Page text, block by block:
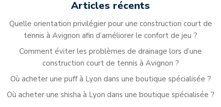
Articles récents
Quelle orientation privilégier pour une construction court de
tennis à Avignon afin d’améliorer le confort de jeu ?
Comment éviter les problèmes de drainage lors d’une
construction court de tennis à Avignon ?
Où acheter une puff à Lyon dans une boutique spécialisée ?
Où acheter une shisha à Lyon dans une boutique spécialisée ?